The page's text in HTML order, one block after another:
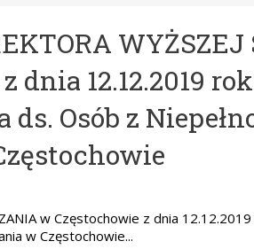
WYŻSZEJ
dnia 12.12.2019
Osób z
w Częstochowie z dnia
w Częstochowie...